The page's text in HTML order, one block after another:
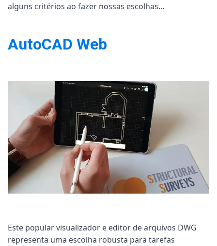
alguns critérios ao fazer nossas escolhas…
AutoCAD Web
Este popular visualizador e editor de arquivos DWG
representa uma escolha robusta para tarefas